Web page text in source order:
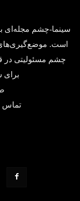
سینما-چشم مجله‌ای
است.
چشم مسئولیتی در
تماس